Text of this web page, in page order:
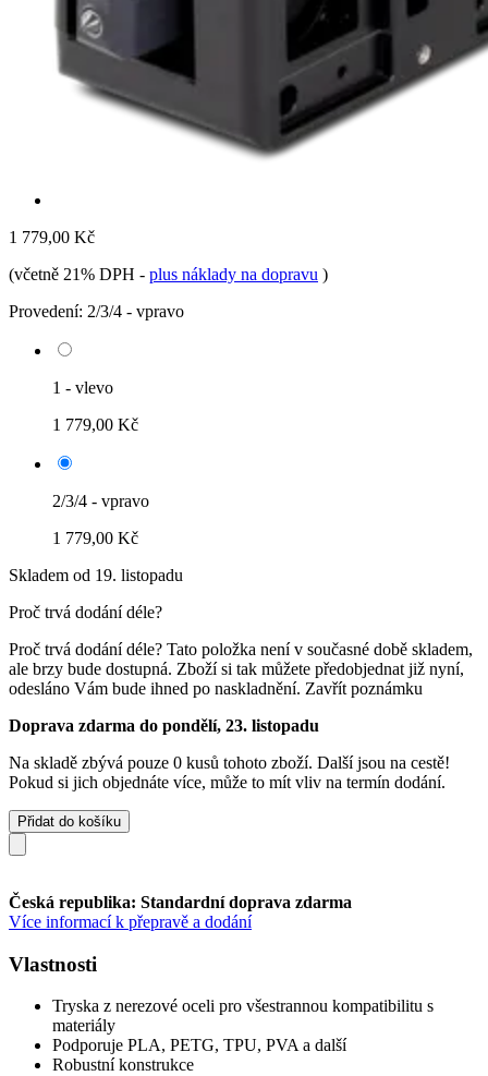
1 779,00 Kč
(včetně 21% DPH - plus náklady na dopravu )
Provedení: 2/3/4 - vpravo
1 - vlevo
1 779,00 Kč
2/3/4 - vpravo
1 779,00 Kč
Skladem od 19. listopadu
Proč trvá dodání déle?
Proč trvá dodání déle? Tato položka není v současné době skladem,
ale brzy bude dostupná. Zboží si tak můžete předobjednat již nyní,
odesláno Vám bude ihned po naskladnění. Zavřít poznámku
Doprava zdarma do pondělí, 23. listopadu
Na skladě zbývá pouze 0 kusů tohoto zboží. Další jsou na cestě!
Pokud si jich objednáte více, může to mít vliv na termín dodání.
Přidat do košíku
Česká republika: Standardní doprava zdarma
Více informací k přepravě a dodání
Vlastnosti
Tryska z nerezové oceli pro všestrannou kompatibilitu s
materiály
Podporuje PLA, PETG, TPU, PVA a další
Robustní konstrukce